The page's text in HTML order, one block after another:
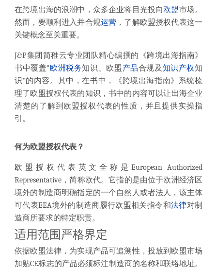
在跨境出海的浪潮中，众多企业将目光投向欧盟市场。
然而，要顺利进入并合规运营 ，了解欧盟授权代表这一
关键概念至关重要。
J&P集团简稚云专业团队精心编撰的《跨境出海指南》
书中覆盖“欧洲税务知识、欧盟 产品合规及 知识产权知
识”的内容。 其中，在书中，《跨境出海指南》系统梳
理了欧盟授权代表的知识 ，书中的内容可以让出海企业
清楚的了解到 欧盟授权代表的性质，并且提供实操指
引。
何为欧盟授权代表 ？
欧盟授权代表英文全称是European Authorized
Representative，简称欧代。它指的是由位于欧洲经济区
境外的制造商明确指定的一个自然人或者法人，该主体
可代表EEA境外的制造商履行欧盟相关指令和法律对制
造商所要求的特定职责。
适用范围严格界定
依据欧盟法律，为实现产品可追溯性，投放到欧盟市场
加贴CE标志的产品必须标注制造商的名称和联络地址。